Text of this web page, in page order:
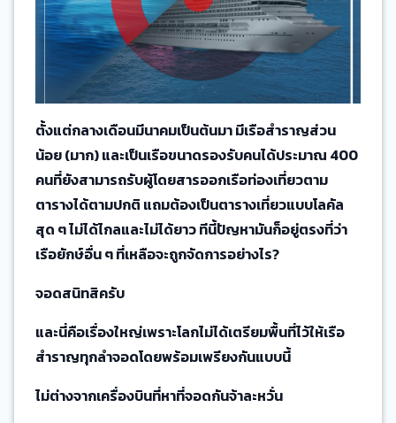
ตั้งแต่กลางเดือนมีนาคมเป็นต้นมา มีเรือสำราญส่วน
น้อย (มาก) และเป็นเรือขนาดรองรับคนได้ประมาณ 400
คนที่ยังสามารถรับผู้โดยสารออกเรือท่องเที่ยวตาม
ตารางได้ตามปกติ แถมต้องเป็นตารางเที่ยวแบบโลคัล
สุด ๆ ไม่ได้ไกลและไม่ได้ยาว ทีนี้ปัญหามันก็อยู่ตรงที่ว่า
เรือยักษ์อื่น ๆ ที่เหลือจะถูกจัดการอย่างไร?
จอดสนิทสิครับ
และนี่คือเรื่องใหญ่เพราะโลกไม่ได้เตรียมพื้นที่ไว้ให้เรือ
สำราญทุกลำจอดโดยพร้อมเพรียงกันแบบนี้
ไม่ต่างจากเครื่องบินที่หาที่จอดกันจ้าละหวั่น